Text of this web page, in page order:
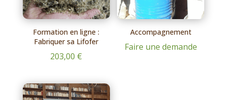
Formation en ligne :
Fabriquer sa Lifofer
203,00 €
Accompagnement
Faire une demande